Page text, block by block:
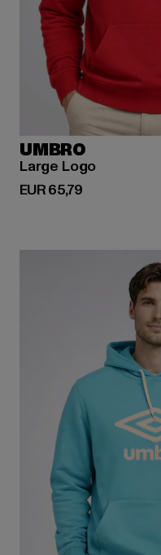
UMBRO
Large Logo
EUR 65,79
Huidige prijs: EUR 65,79